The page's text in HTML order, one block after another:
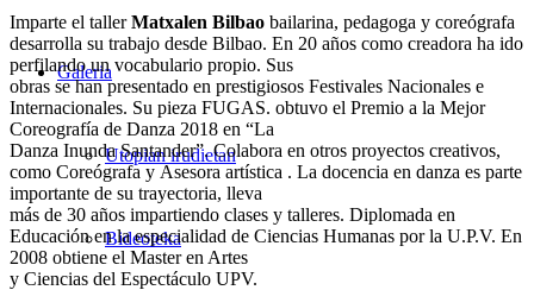
Galeria
Utopian irudietan
Bideoteka
Imparte el tallerMatxalen Bilbao bailarina, pedagoga y coreógrafa
desarrolla su trabajo desde Bilbao. En 20 años como creadora ha ido
perfilando un vocabulario propio. Sus
obras se han presentado en prestigiosos Festivales Nacionales e
Internacionales. Su pieza FUGAS. obtuvo el Premio a la Mejor
Coreografía de Danza 2018 en “La
Danza Inunda Santander”. Colabora en otros proyectos creativos,
como Coreógrafa y Asesora artística . La docencia en danza es parte
importante de su trayectoria, lleva
más de 30 años impartiendo clases y talleres. Diplomada en
Educación en la especialidad de Ciencias Humanas por la U.P.V. En
2008 obtiene el Master en Artes
y Ciencias del Espectáculo UPV.